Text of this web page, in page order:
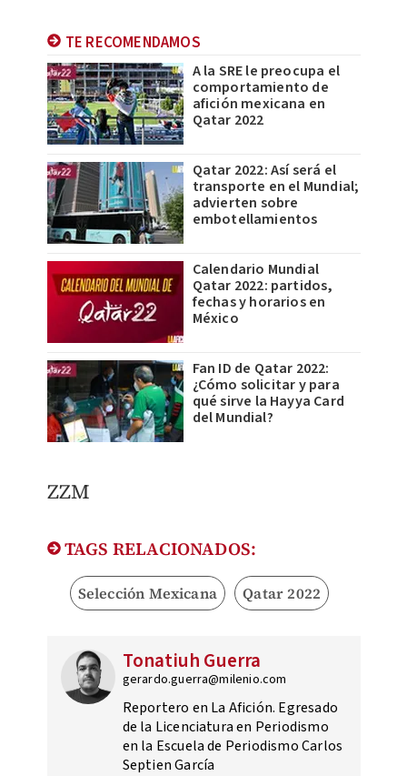
TE RECOMENDAMOS
A la SRE le preocupa el
comportamiento de
afición mexicana en
Qatar 2022
Qatar 2022: Así será el
transporte en el Mundial;
advierten sobre
embotellamientos
Calendario Mundial
Qatar 2022: partidos,
fechas y horarios en
México
Fan ID de Qatar 2022:
¿Cómo solicitar y para
qué sirve la Hayya Card
del Mundial?
ZZM
TAGS RELACIONADOS:
Selección Mexicana Qatar 2022
Tonatiuh Guerra
gerardo.guerra@milenio.com
Reportero en La Afición. Egresado
de la Licenciatura en Periodismo
en la Escuela de Periodismo Carlos
Septien García